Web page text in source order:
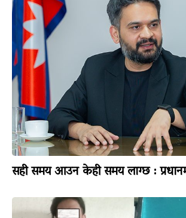
सही समय आउन केही समय लाग्छ :